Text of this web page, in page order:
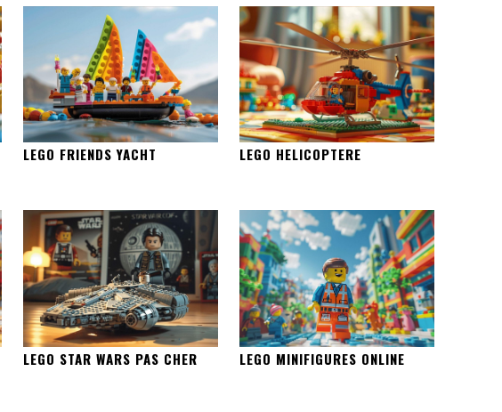
LEGO FRIENDS YACHT LEGO HELICOPTERE
LEGO STAR WARS PAS CHER LEGO MINIFIGURES ONLINE